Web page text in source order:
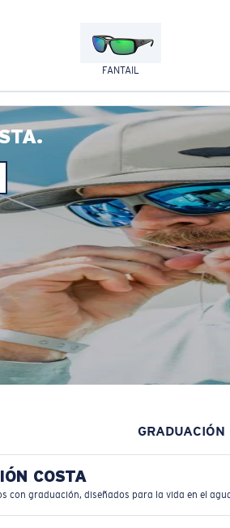
FANTAIL
GRADUACIÓN
COSTA
con graduación, diseñados para la vida en el